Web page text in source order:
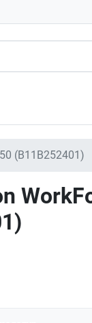
(B11B252401)